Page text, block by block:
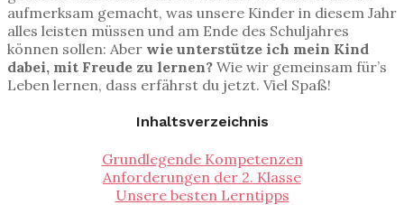
aufmerksam gemacht, was unsere Kinder in diesem Jahr
alles leisten müssen und am Ende des Schuljahres
können sollen: Aber wie unterstütze ich mein Kind
dabei, mit Freude zu lernen? Wie wir gemeinsam für’s
Leben lernen, dass erfährst du jetzt. Viel Spaß!
Inhaltsverzeichnis
Grundlegende Kompetenzen
Anforderungen der 2. Klasse
Unsere besten Lerntipps